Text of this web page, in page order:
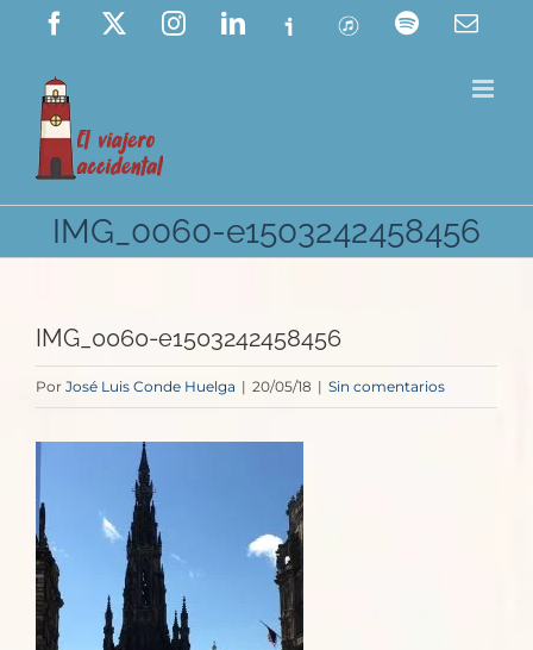
Saltar
contenido
Facebook InstagramLinkedIn
Ivoox ITunes Spotify
IMG_0060-e1503242458456
IMG_0060-e1503242458456
Por José Luis Conde Huelga | 20/05/18 | Sin comentarios